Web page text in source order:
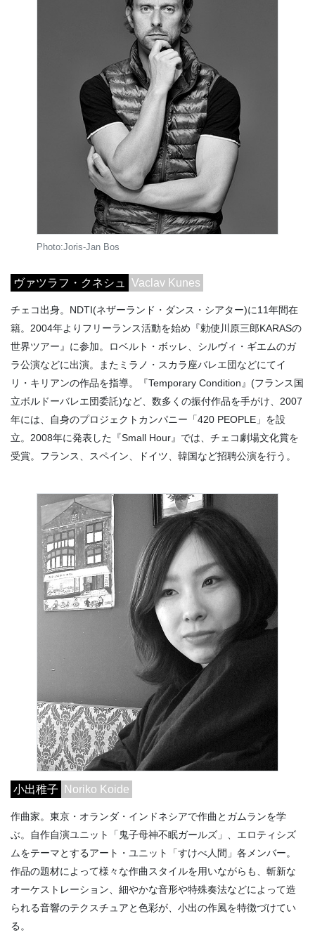
Photo:Joris-Jan Bos
ヴァツラフ・クネシュ Vaclav Kunes
チェコ出身。NDTI(ネザーランド・ダンス・シアター)に11年間在
籍。2004年よりフリーランス活動を始め『勅使川原三郎KARASの
世界ツアー』に参加。ロベルト・ボッレ、シルヴィ・ギエムのガ
ラ公演などに出演。またミラノ・スカラ座バレエ団などにてイ
リ・キリアンの作品を指導。『Temporary Condition』(フランス国
立ボルドーバレエ団委託)など、数多くの振付作品を手がけ、2007
年には、自身のプロジェクトカンパニー「420 PEOPLE」を設
立。2008年に発表した『Small Hour』では、チェコ劇場文化賞を
受賞。フランス、スペイン、ドイツ、韓国など招聘公演を行う。
小出稚子 Noriko Koide
作曲家。東京・オランダ・インドネシアで作曲とガムランを学
ぶ。自作自演ユニット「鬼子母神不眠ガールズ」、エロティシズ
ムをテーマとするアート・ユニット「すけべ人間」各メンバー。
作品の題材によって様々な作曲スタイルを用いながらも、斬新な
オーケストレーション、細やかな音形や特殊奏法などによって造
られる音響のテクスチュアと色彩が、小出の作風を特徴づけてい
る。